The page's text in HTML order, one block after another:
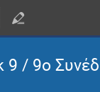
/ 9ο